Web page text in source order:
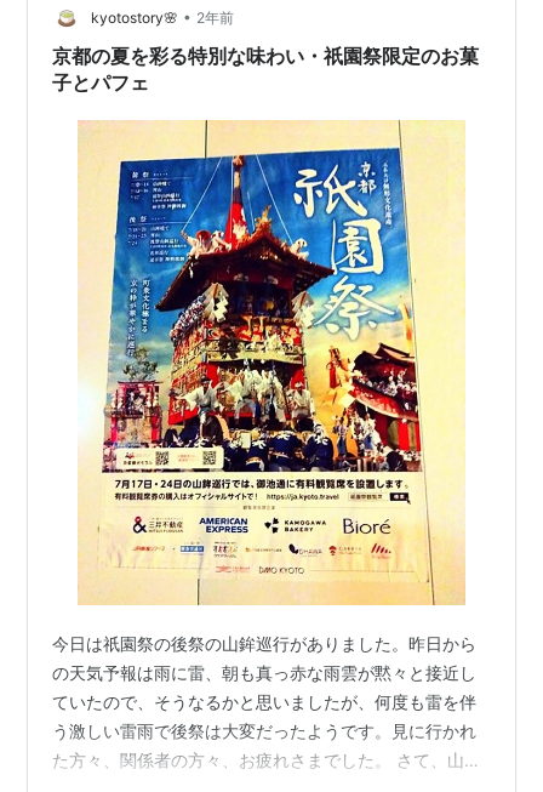
も美味しかったのです！年末航空便ではバラ売りとなっ
ていたので、まずはお味見の一つと思ったものの、あと
か…
kyotostory🌸 • 2年前
京都の夏を彩る特別な味わい・祇園祭限定のお菓
子とパフェ
今日は祇園祭の後祭の山鉾巡行がありました。昨日から
の天気予報は雨に雷、朝も真っ赤な雨雲が黙々と接近し
ていたので、そうなるかと思いましたが、何度も雷を伴
う激しい雷雨で後祭は大変だったようです。見に行かれ
た方々、関係者の方々、お疲れさまでした。 さて、山鉾